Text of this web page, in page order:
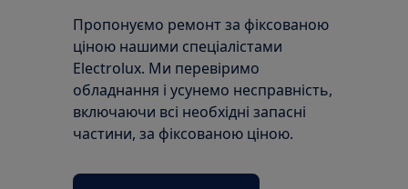
Пропонуємо ремонт за фіксованою
ціною нашими спеціалістами
Electrolux. Ми перевіримо
обладнання і усунемо несправність,
включаючи всі необхідні запасні
частини, за фіксованою ціною.